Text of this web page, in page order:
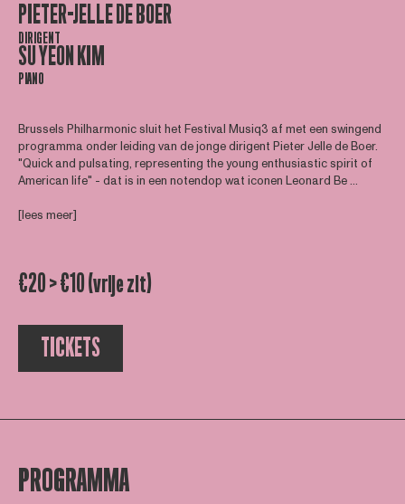
PIETER-JELLE DE BOER
DIRIGENT
SU YEON KIM
PIANO
Brussels Philharmonic sluit het Festival Musiq3 af met een swingend
programma onder leiding van de jonge dirigent Pieter Jelle de Boer.
"Quick and pulsating, representing the young enthusiastic spirit of
American life" - dat is in een notendop wat iconen Leonard Be ...
[lees meer]
€20 > €10 (vrije zit)
TICKETS
PROGRAMMA